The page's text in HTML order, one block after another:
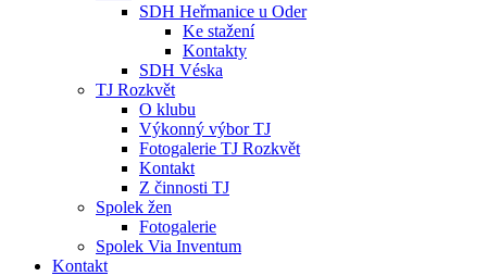
SDH Heřmanice u Oder
Ke stažení
Kontakty
SDH Véska
TJ Rozkvět
O klubu
Výkonný výbor TJ
Fotogalerie TJ Rozkvět
Kontakt
Z činnosti TJ
Spolek žen
Fotogalerie
Spolek Via Inventum
Kontakt